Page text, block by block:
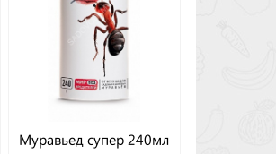
Муравьед супер 240мл